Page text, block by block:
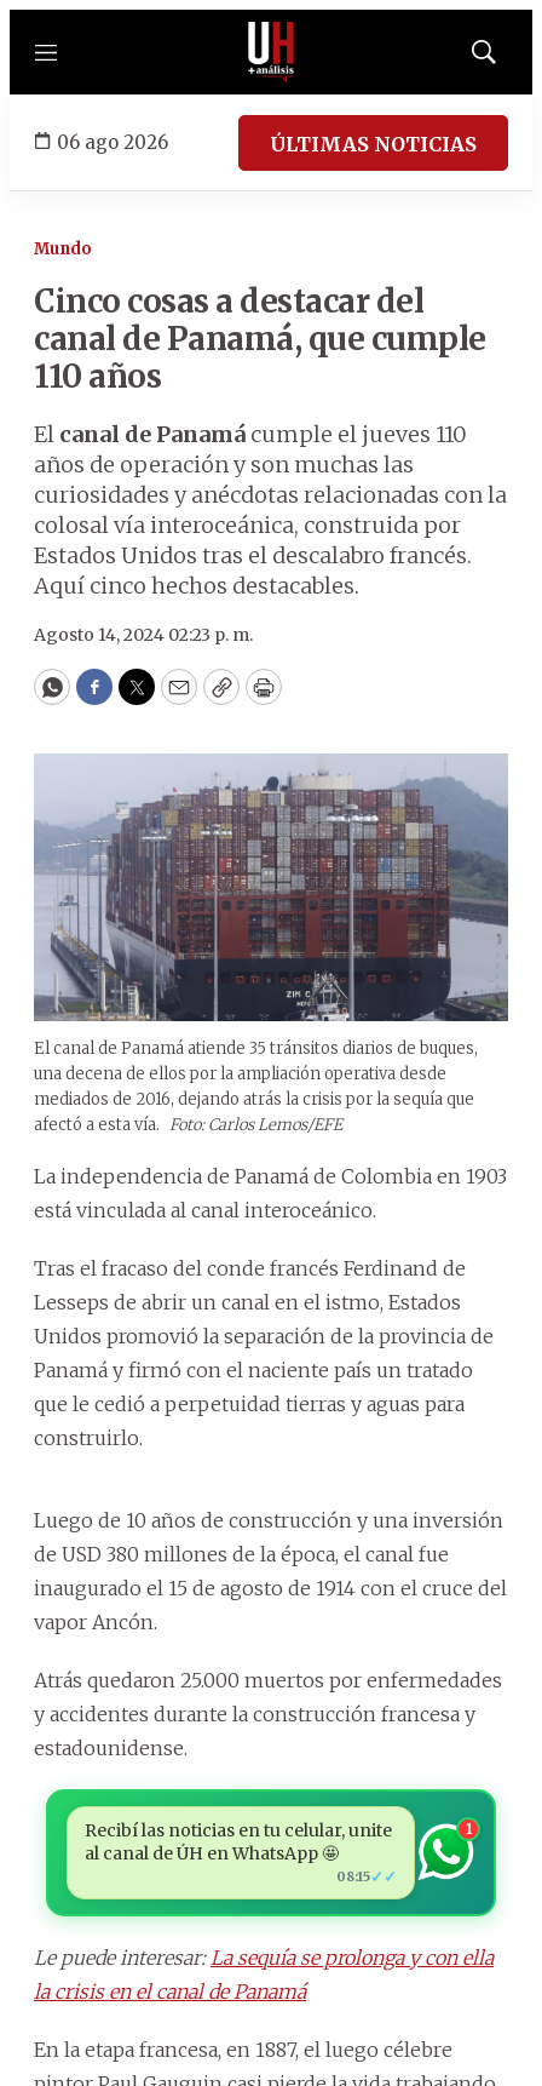
Menú
Mostrar
06 ago 2026 ÚLTIMAS NOTICIAS
Mundo
Cinco cosas a destacar del
canal de Panamá, que cumple
110 años
El canal de Panamá cumple el jueves 110
años de operación y son muchas las
curiosidades y anécdotas relacionadas con la
colosal vía interoceánica, construida por
Estados Unidos tras el descalabro francés.
Aquí cinco hechos destacables.
Agosto 14, 2024 02:23 p. m.
WhatsApp
Facebook
Twitter
EmailCopyPrint
El canal de Panamá atiende 35 tránsitos diarios de buques,
una decena de ellos por la ampliación operativa desde
mediados de 2016, dejando atrás la crisis por la sequía que
afectó a esta vía. Foto: Carlos Lemos/EFE
La independencia de Panamá de Colombia en 1903
está vinculada al canal interoceánico.
Tras el fracaso del conde francés Ferdinand de
Lesseps de abrir un canal en el istmo, Estados
Unidos promovió la separación de la provincia de
Panamá y firmó con el naciente país un tratado
que le cedió a perpetuidad tierras y aguas para
construirlo.
Luego de 10 años de construcción y una inversión
de USD 380 millones de la época, el canal fue
inaugurado el 15 de agosto de 1914 con el cruce del
vapor Ancón.
Atrás quedaron 25.000 muertos por enfermedades
y accidentes durante la construcción francesa y
estadounidense.
Recibí las noticias en tu celular, unite
al canal de ÚH en WhatsApp 🤩
08:15✓✓
1
Le puede interesar: La sequía se prolonga y con ella
la crisis en el canal de Panamá
En la etapa francesa, en 1887, el luego célebre